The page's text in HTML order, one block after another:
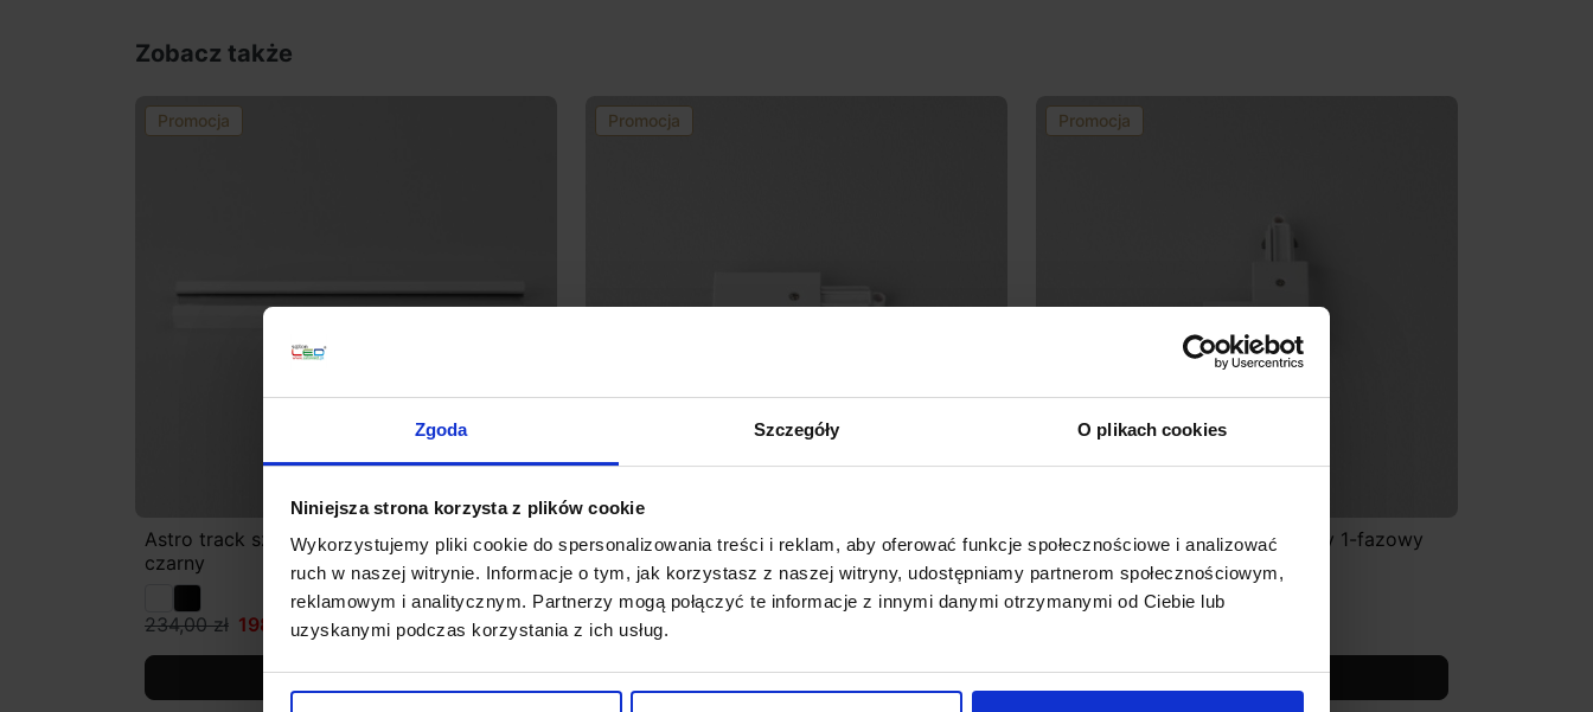
Zgoda Szczegóły O plikach cookies
Niniejsza strona korzysta z plików cookie
Wykorzystujemy pliki cookie do spersonalizowania treści i reklam, aby oferować funkcje społecznościowe i analizować
ruch w naszej witrynie. Informacje o tym, jak korzystasz z naszej witryny, udostępniamy partnerom społecznościowym,
reklamowym i analitycznym. Partnerzy mogą połączyć te informacje z innymi danymi otrzymanymi od Ciebie lub
uzyskanymi podczas korzystania z ich usług.
Zobacz także
Promocja
Astro track szynoprzewód 1-fazowy biały,
czarny
234,00 zł 198,90 zł
Zobacz szczegóły
Promocja
Końcówka zasilająca do szynoprzewodu 1F
biały, czarny
48,00 zł
Zobacz szczegóły
Promocja
Łącznik narożny prawy lub lewy 1-fazowy
biały, czarny
Zobacz szczegóły